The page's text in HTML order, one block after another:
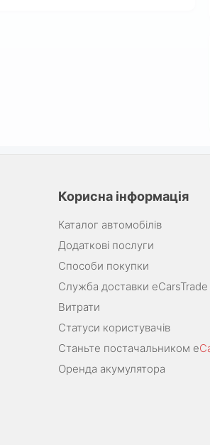
Корисна інформація
Каталог автомобілів
Додаткові послуги
Способи покупки
Служба доставки eCarsTrade
Витрати
Статуси користувачів
Станьте постачальником e
Оренда акумулятора